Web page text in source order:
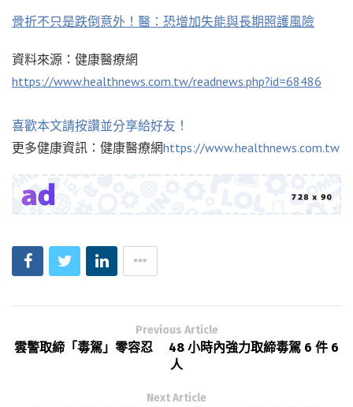
骨折不只是跌倒意外！醫：恐增加失能與長期照護風險
資料來源：健康醫療網
https://www.healthnews.com.tw/readnews.php?id=68486
喜歡本文請按讚並分享給好友！
更多健康資訊：健康醫療網https://www.healthnews.com.tw
Previous Article
雲警取締「毒駕」零容忍 48 小時內強力取締毒駕 6 件 6
人
Next Article